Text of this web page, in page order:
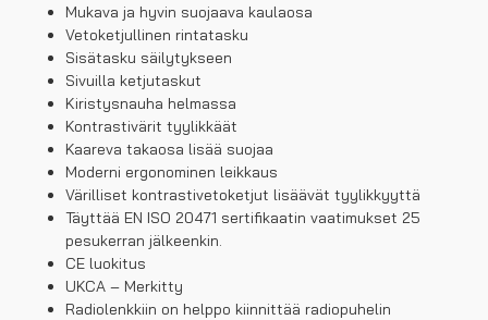
Mukava ja hyvin suojaava kaulaosa
Vetoketjullinen rintatasku
Sisätasku säilytykseen
Sivuilla ketjutaskut
Kiristysnauha helmassa
Kontrastivärit tyylikkäät
Kaareva takaosa lisää suojaa
Moderni ergonominen leikkaus
Värilliset kontrastivetoketjut lisäävät tyylikkyyttä
Täyttää EN ISO 20471 sertifikaatin vaatimukset 25
pesukerran jälkeenkin.
CE luokitus
UKCA – Merkitty
Radiolenkkiin on helppo kiinnittää radiopuhelin